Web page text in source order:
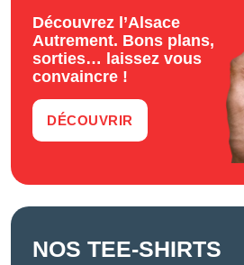
Découvrez l’Alsace
Autrement. Bons plans,
sorties… laissez vous
convaincre !
DÉCOUVRIR
NOS TEE-SHIRTS